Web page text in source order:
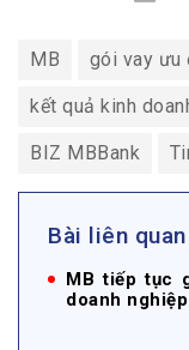
MB gói vay ưu
kết quả kinh
BIZ MBBank
Bài liên quan
MB tiếp tục
doanh